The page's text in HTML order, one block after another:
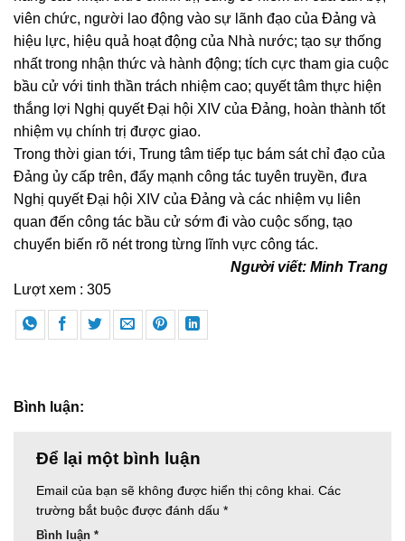
viên chức, người lao động vào sự lãnh đạo của Đảng và
hiệu lực, hiệu quả hoạt động của Nhà nước; tạo sự thống
nhất trong nhận thức và hành động; tích cực tham gia cuộc
bầu cử với tinh thần trách nhiệm cao; quyết tâm thực hiện
thắng lợi Nghị quyết Đại hội XIV của Đảng, hoàn thành tốt
nhiệm vụ chính trị được giao.
Trong thời gian tới, Trung tâm tiếp tục bám sát chỉ đạo của
Đảng ủy cấp trên, đẩy mạnh công tác tuyên truyền, đưa
Nghị quyết Đại hội XIV của Đảng và các nhiệm vụ liên
quan đến công tác bầu cử sớm đi vào cuộc sống, tạo
chuyển biến rõ nét trong từng lĩnh vực công tác.
Người viết: Minh Trang
Lượt xem : 305
Bình luận:
Để lại một bình luận
Email của bạn sẽ không được hiển thị công khai. Các
trường bắt buộc được đánh dấu *
Bình luận *